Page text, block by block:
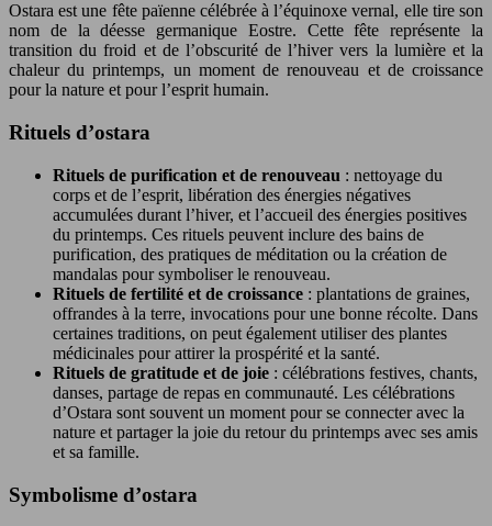
Ostara est une fête païenne célébrée à l’équinoxe vernal, elle tire son
nom de la déesse germanique Eostre. Cette fête représente la
transition du froid et de l’obscurité de l’hiver vers la lumière et la
chaleur du printemps, un moment de renouveau et de croissance
pour la nature et pour l’esprit humain.
Rituels d’ostara
Rituels de purification et de renouveau : nettoyage du
corps et de l’esprit, libération des énergies négatives
accumulées durant l’hiver, et l’accueil des énergies positives
du printemps. Ces rituels peuvent inclure des bains de
purification, des pratiques de méditation ou la création de
mandalas pour symboliser le renouveau.
Rituels de fertilité et de croissance : plantations de graines,
offrandes à la terre, invocations pour une bonne récolte. Dans
certaines traditions, on peut également utiliser des plantes
médicinales pour attirer la prospérité et la santé.
Rituels de gratitude et de joie : célébrations festives, chants,
danses, partage de repas en communauté. Les célébrations
d’Ostara sont souvent un moment pour se connecter avec la
nature et partager la joie du retour du printemps avec ses amis
et sa famille.
Symbolisme d’ostara